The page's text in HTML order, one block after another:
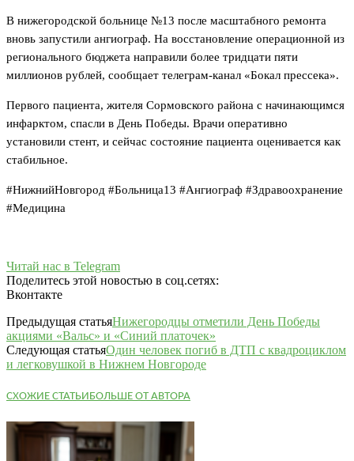
В нижегородской больнице №13 после масштабного ремонта
вновь запустили ангиограф. На восстановление операционной из
регионального бюджета направили более тридцати пяти
миллионов рублей, сообщает телеграм-канал «Бокал прессека».
Первого пациента, жителя Сормовского района с начинающимся
инфарктом, спасли в День Победы. Врачи оперативно
установили стент, и сейчас состояние пациента оценивается как
стабильное.
#НижнийНовгород #Больница13 #Ангиограф #Здравоохранение
#Медицина
Читай нас в Telegram
Поделитесь этой новостью в соц.сетях:
Вконтакте
Предыдущая статьяНижегородцы отметили День Победы
акциями «Вальс» и «Синий платочек»
Следующая статьяОдин человек погиб в ДТП с квадроциклом
и легковушкой в Нижнем Новгороде
СХОЖИЕ СТАТЬИБОЛЬШЕ ОТ АВТОРА